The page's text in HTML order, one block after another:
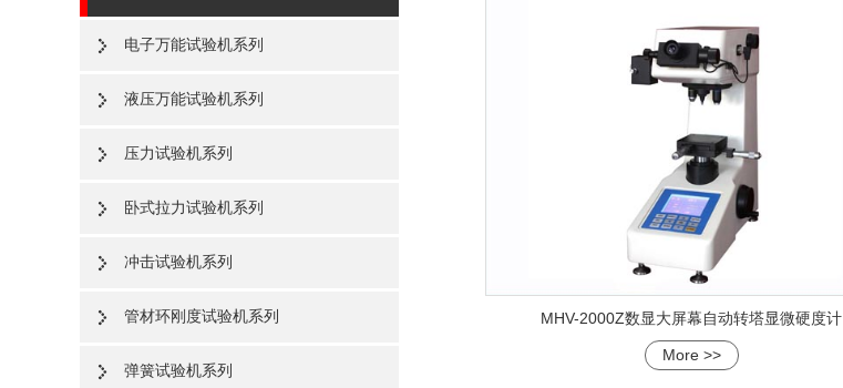
电子万能试验机系列
液压万能试验机系列
压力试验机系列
卧式拉力试验机系列
冲击试验机系列
管材环刚度试验机系列
弹簧试验机系列
MHV-2000Z数显大屏幕自动转塔显微硬度计
More >>